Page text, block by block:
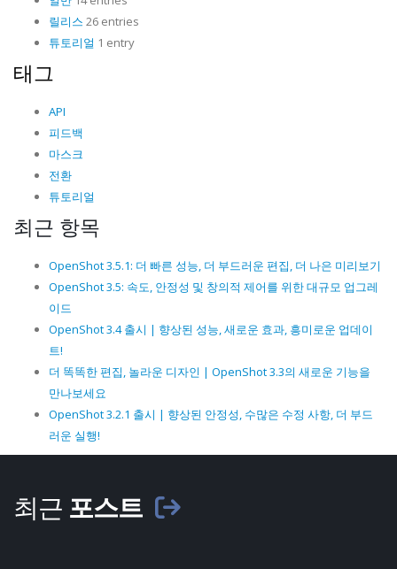
릴리스 26 entries
튜토리얼 1 entry
태그
API
피드백
마스크
전환
튜토리얼
최근 항목
OpenShot 3.5.1: 더 빠른 성능, 더 부드러운 편집, 더 나은 미리보기
OpenShot 3.5: 속도, 안정성 및 창의적 제어를 위한 대규모 업그레
이드
OpenShot 3.4 출시 | 향상된 성능, 새로운 효과, 흥미로운 업데이
트!
더 똑똑한 편집, 놀라운 디자인 | OpenShot 3.3의 새로운 기능을
만나보세요
OpenShot 3.2.1 출시 | 향상된 안정성, 수많은 수정 사항, 더 부드
러운 실행!
최근 포스트